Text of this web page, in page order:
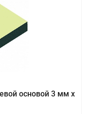
основой 3 мм х